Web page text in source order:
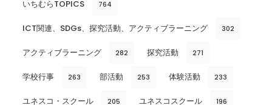
いちむらTOPICS 764
ICT関連、SDGs、探究活動、アクティブラーニング 302
アクティブラーニング 282 探究活動 271
学校行事 263 部活動 253 体験活動 233
ユネスコ・スクール 205 ユネスコスクール 196